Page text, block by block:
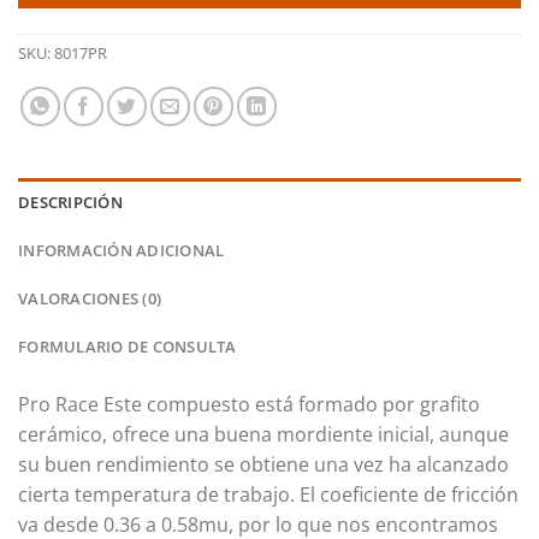
SKU:8017PR
DESCRIPCIÓN
INFORMACIÓN ADICIONAL
VALORACIONES (0)
FORMULARIO DE CONSULTA
Pro Race Este compuesto está formado por grafito
cerámico, ofrece una buena mordiente inicial, aunque
su buen rendimiento se obtiene una vez ha alcanzado
cierta temperatura de trabajo. El coeficiente de fricción
va desde 0.36 a 0.58mu, por lo que nos encontramos